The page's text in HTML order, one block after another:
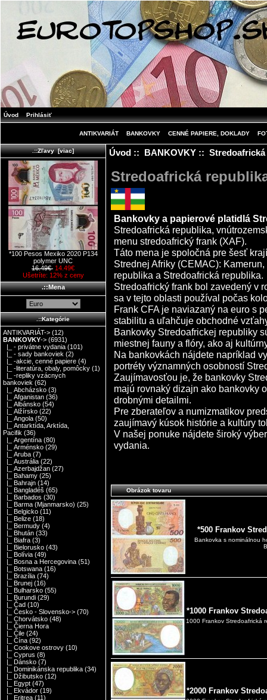
Úvod Prihlásiť
ANTIKVARIÁT BANKOVKY CENNÉ PAPIERE, DOKLADY
.::Zľavy [viac]
*100 Pesos Mexiko 2020 P134
polymer UNC
16.49€ 14.49€
Ušetríte: 12% z ceny
.::Mena
.::Kategórie
ANTIKVARIÁT-> (12)
BANKOVKY-> (6931)
|_ - privátne vydania (101)
|_ - sady bankoviek (2)
|_ -akcie, cenné papiere (4)
|_ -literatúra, obaly, pomôcky (1)
|_ -repliky vzácnych
bankoviek (62)
|_ Abcházsko (3)
|_ Afganistan (36)
|_ Albánsko (54)
|_ Alžírsko (22)
|_ Angola (50)
|_ Antarktída, Arktída,
Pacifik (36)
|_ Argentína (80)
|_ Arménsko (29)
|_ Aruba (7)
|_ Austrália (22)
|_ Azerbajdžan (27)
|_ Bahamy (25)
|_ Bahrajn (14)
|_ Bangladéš (65)
|_ Barbados (30)
|_ Barma (Mjanmarsko) (25)
|_ Belgicko (11)
|_ Belize (18)
|_ Bermudy (4)
|_ Bhután (33)
|_ Biafra (3)
|_ Bielorusko (43)
|_ Bolívia (49)
|_ Bosna a Hercegovina (51)
|_ Botswana (16)
|_ Brazília (74)
|_ Brunej (16)
|_ Bulharsko (55)
|_ Burundi (29)
|_ Čad (10)
|_ Česko - Slovensko-> (70)
|_ Chorvátsko (48)
|_ Čierna Hora
|_ Čile (24)
|_ Čína (92)
|_ Cookove ostrovy (10)
|_ Cyprus (8)
|_ Dánsko (7)
|_ Dominikánska republika (34)
|_ Džibutsko (12)
|_ Egypt (47)
|_ Ekvádor (19)
|_ Eritrea (11)
Úvod:: BANKOVKY:: Stredoafrická
Stredoafrická
Bankovky a papierové platidlá
Stredoafrická republika,
menu stredoafrický frank (XAF).
Táto mena je spoločná pre šesť
Strednej Afriky (CEMAC):
republika a Stredoafrická republika.
Stredoafrický frank bol zavedený v
sa v tejto oblasti používal počas
Frank CFA je naviazaný na euro s
stabilitu a uľahčuje obchodné
Bankovky Stredoafrickej republiky
miestnej fauny a flóry, ako aj
Na bankovkách nájdete napríklad
portréty významných osobností
Zaujímavosťou je, že bankovky
majú rovnaký dizajn ako bankovky
drobnými detailmi.
Pre zberateľov a numizmatikov
zaujímavý kúsok histórie a kultúry
V našej ponuke nájdete široký
vydania.
Obrázok tovaru
*500 Frankov
Bankovka s nominálnou
*1000 Frankov
1000 Frankov Stredoafrická
*2000 Frankov